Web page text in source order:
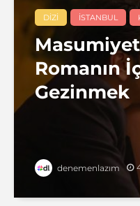
DIZI İSTANBUL
Romanın
Gezinmek
denemenlazım